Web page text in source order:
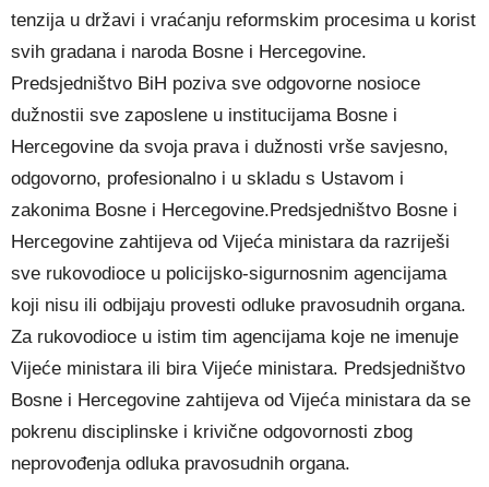
tenzija u državi i vraćanju reformskim procesima u korist
svih gradana i naroda Bosne i Hercegovine.
Predsjedništvo BiH poziva sve odgovorne nosioce
dužnostii sve zaposlene u institucijama Bosne i
Hercegovine da svoja prava i dužnosti vrše savjesno,
odgovorno, profesionalno i u skladu s Ustavom i
zakonima Bosne i Hercegovine.Predsjedništvo Bosne i
Hercegovine zahtijeva od Vijeća ministara da razriješi
sve rukovodioce u policijsko-sigurnosnim agencijama
koji nisu ili odbijaju provesti odluke pravosudnih organa.
Za rukovodioce u istim tim agencijama koje ne imenuje
Vijeće ministara ili bira Vijeće ministara. Predsjedništvo
Bosne i Hercegovine zahtijeva od Vijeća ministara da se
pokrenu disciplinske i krivične odgovornosti zbog
neprovođenja odluka pravosudnih organa.